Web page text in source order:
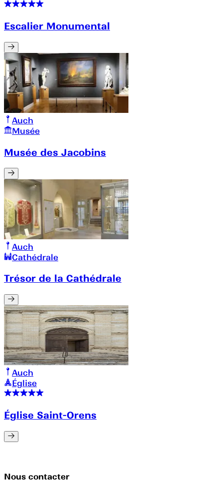
Escalier Monumental
Auch
Musée
Musée des Jacobins
Auch
Cathédrale
Trésor de la Cathédrale
Auch
Église
Église Saint-Orens
Nous contacter